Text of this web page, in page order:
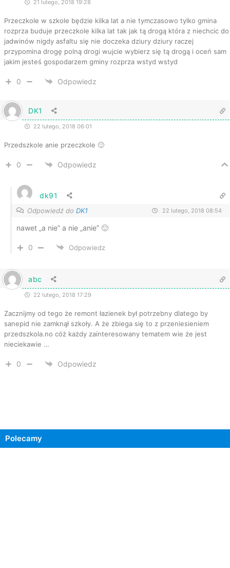
21 lutego, 2018 19:28
Przeczkole w szkole będzie kilka lat a nie tymczasowo tylko gmina
rozprza buduje przeczkole kilka lat tak jak tą drogą która z niechcic do
jadwinów nigdy asfaltu się nie doczeka dziury dziury raczej
przypomina drogę polną drogi wujcie wybierz się tą drogą i oceń sam
jakim jesteś gospodarzem gminy rozprza wstyd wstyd
0 Odpowiedz
DK1
22 lutego, 2018 06:01
Przedszkole anie przeczkole 🙂
0 Odpowiedz
dk91
Odpowiedź do DK1 22 lutego, 2018 08:54
nawet „a nie” a nie „anie” 🙂
0 Odpowiedz
abc
22 lutego, 2018 17:29
Zacznijmy od tego że remont łazienek był potrzebny dlatego by
sanepid nie zamknął szkoły. A że zbiega się to z przeniesieniem
przedszkola.no cóż każdy zainteresowany tematem wie że jest
nieciekawie …
0 Odpowiedz
Polecamy